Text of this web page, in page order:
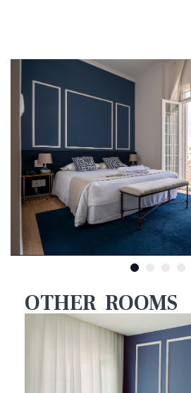
OTHER ROOMS